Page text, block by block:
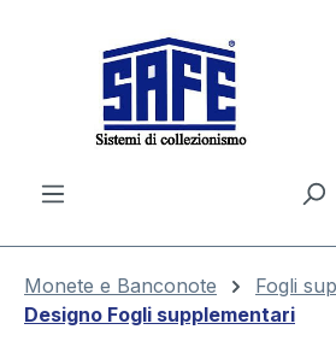
Monete e Banconote
Fogli
Designo Fogli supplementari